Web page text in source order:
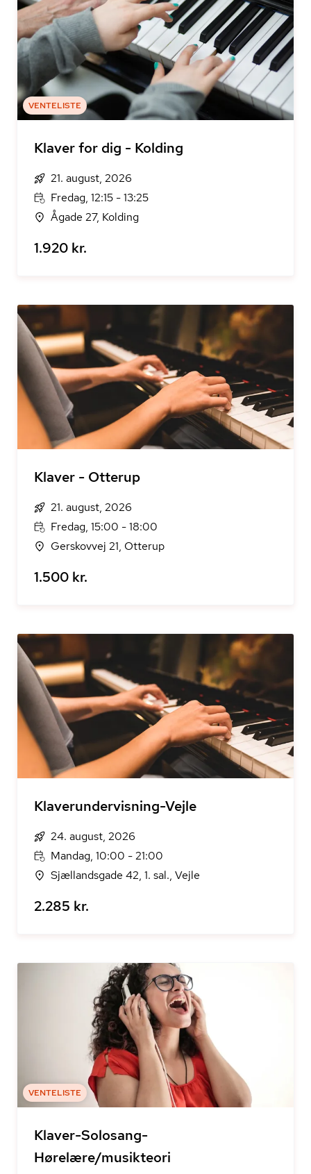
VENTELISTE
Klaver for dig - Kolding
21. august, 2026
Fredag, 12:15 - 13:25
Ågade 27, Kolding
1.920 kr.
Klaver - Otterup
21. august, 2026
Fredag, 15:00 - 18:00
Gerskovvej 21, Otterup
1.500 kr.
Klaverundervisning-Vejle
24. august, 2026
Mandag, 10:00 - 21:00
Sjællandsgade 42, 1. sal., Vejle
2.285 kr.
VENTELISTE
Klaver-Solosang-
Hørelære/musikteori